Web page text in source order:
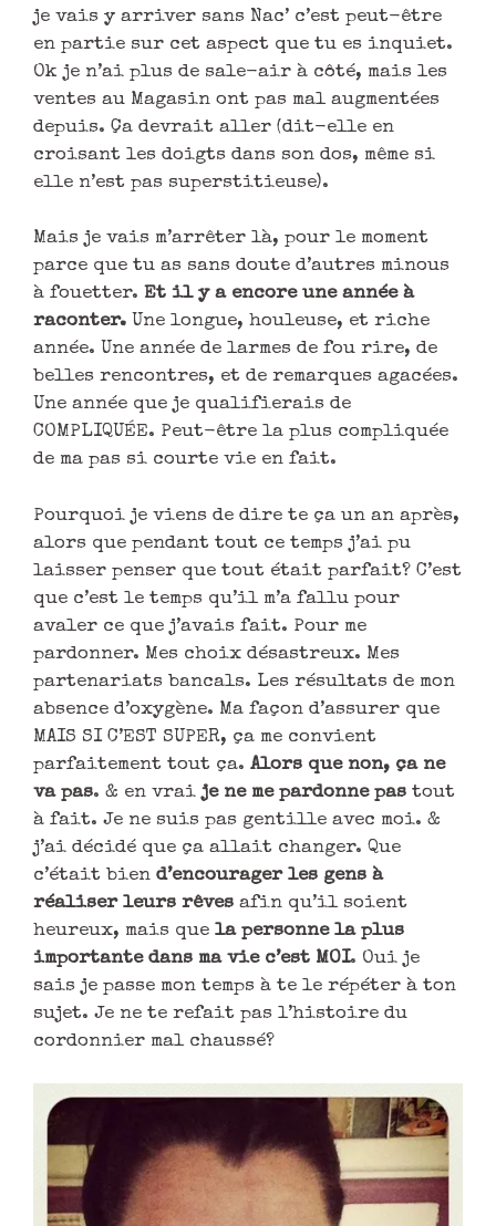
je vais y arriver sans Nac’ c’est peut-être
en partie sur cet aspect que tu es inquiet.
Ok je n’ai plus de sale-air à côté, mais les
ventes au Magasin ont pas mal augmentées
depuis. Ça devrait aller (dit-elle en
croisant les doigts dans son dos, même si
elle n’est pas superstitieuse).
Mais je vais m’arrêter là, pour le moment
parce que tu as sans doute d’autres minous
à fouetter. Et il y a encore une année à
raconter. Une longue, houleuse, et riche
année. Une année de larmes de fou rire, de
belles rencontres, et de remarques agacées.
Une année que je qualifierais de
COMPLIQUÉE. Peut-être la plus compliquée
de ma pas si courte vie en fait.
Pourquoi je viens de dire te ça un an après,
alors que pendant tout ce temps j’ai pu
laisser penser que tout était parfait? C’est
que c’est le temps qu’il m’a fallu pour
avaler ce que j’avais fait. Pour me
pardonner. Mes choix désastreux. Mes
partenariats bancals. Les résultats de mon
absence d’oxygène. Ma façon d’assurer que
MAIS SI C’EST SUPER, ça me convient
parfaitement tout ça. Alors que non, ça ne
va pas. & en vraije ne me pardonne pas tout
à fait. Je ne suis pas gentille avec moi. &
j’ai décidé que ça allait changer. Que
c’était bien d’encourager les gens à
réaliser leurs rêves afin qu’il soient
heureux, mais que la personne la plus
importante dans ma vie c’est MOI. Oui je
sais je passe mon temps à te le répéter à ton
sujet. Je ne te refait pas l’histoire du
cordonnier mal chaussé?